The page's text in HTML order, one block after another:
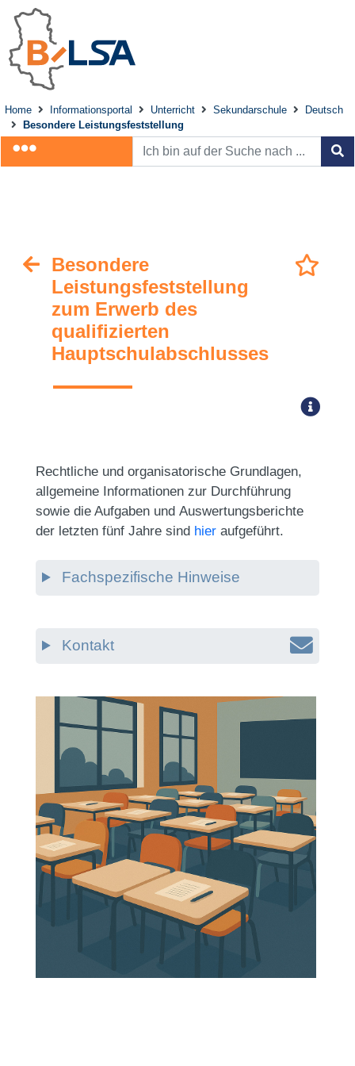
Home Informationsportal Unterricht Sekundarschule
Deutsch
Besondere Leistungsfeststellung
Besondere
Leistungsfeststellung
zum Erwerb des
qualifizierten
Hauptschulabschlusses
Rechtliche und organisatorische Grundlagen,
allgemeine Informationen zur Durchführung
sowie die Aufgaben und Auswertungsberichte
der letzten fünf Jahre sind hier aufgeführt.
Fachspezifische Hinweise
Kontakt